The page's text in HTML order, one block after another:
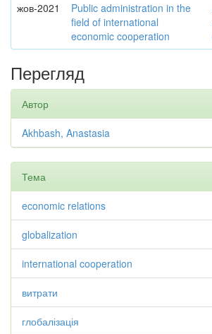
жов-2021
Public administration in the
field of international
economic cooperation
Перегляд
Автор
Akhbash, Anastasia
Тема
economic relations
globalization
international cooperation
витрати
глобалізація